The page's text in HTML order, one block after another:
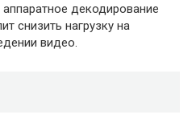
декодирование
снизить нагрузку на
видео.